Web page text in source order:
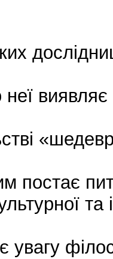
постає
увагу